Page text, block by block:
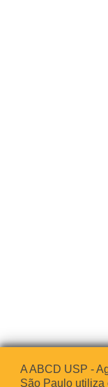
A ABCD USP -
São Paulo utiliza